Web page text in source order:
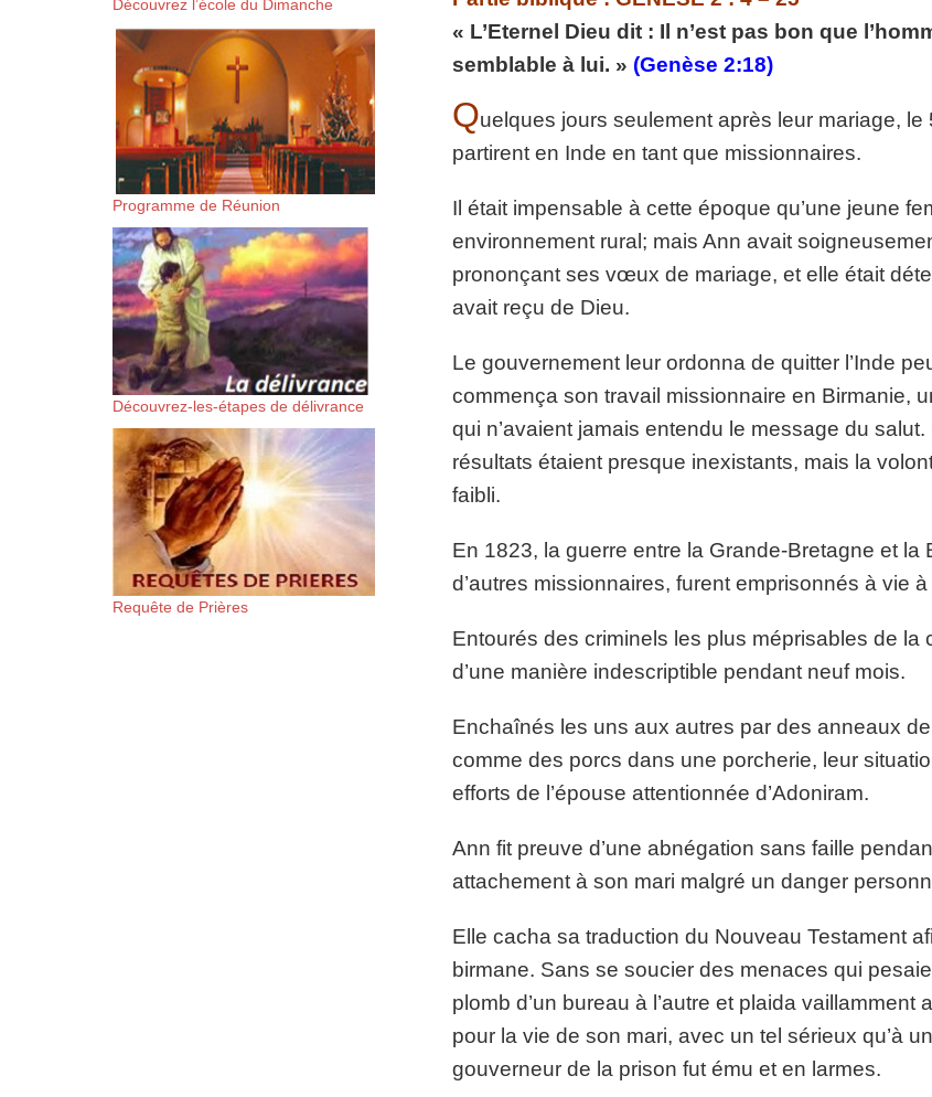
volume.
suis-sans-rien-a-moi.mp3 http://www.lafoiapostolique.org/wp-
content/uploads/2018/06/Es-tu-lasse-rempli-de-tritesse.mp3
Découvrez l’école du Dimanche
Programme de Réunion
Découvrez-les-étapes de délivrance
Requête de Prières
« L’Eternel Dieu dit : Il n’est pas bon que
semblable à lui. » (Genèse 2:18)
Quelques jours seulement après leur mariage,
partirent en Inde en tant que missionnaires.
Il était impensable à cette époque qu’une jeune
environnement rural; mais Ann avait
prononçant ses vœux de mariage, et elle était
avait reçu de Dieu.
Le gouvernement leur ordonna de quitter l’Inde
commença son travail missionnaire en Birmanie,
qui n’avaient jamais entendu le message du
résultats étaient presque inexistants, mais la
faibli.
En 1823, la guerre entre la Grande-Bretagne et la
d’autres missionnaires, furent emprisonnés à vie à
Entourés des criminels les plus méprisables de
d’une manière indescriptible pendant neuf mois.
Enchaînés les uns aux autres par des anneaux
comme des porcs dans une porcherie, leur
efforts de l’épouse attentionnée d’Adoniram.
Ann fit preuve d’une abnégation sans faille
attachement à son mari malgré un danger
Elle cacha sa traduction du Nouveau Testament
birmane. Sans se soucier des menaces qui
plomb d’un bureau à l’autre et plaida
pour la vie de son mari, avec un tel sérieux qu’à
gouverneur de la prison fut ému et en larmes.